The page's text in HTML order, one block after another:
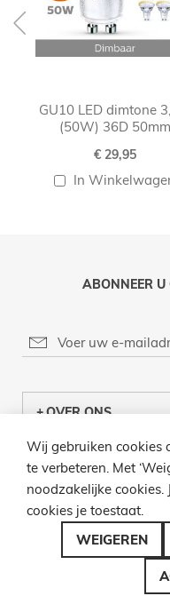
GU10 LED dimtone
(50W) 36D 50mm
€ 29,95
In
ABONNEER U
OVER ONS
KLANTENCENTRUM
INFO
BEL ONS
© 2026 LAMPENZO
Wij gebruiken cookies
te verbeteren. Met
noodzakelijke
cookies je toestaat.
WEIGEREN